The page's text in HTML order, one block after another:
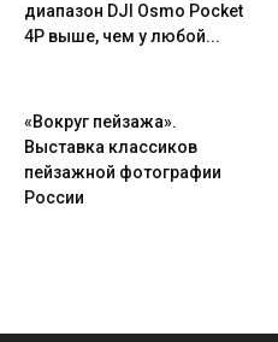
диапазон DJI Osmo Pocket
4P выше, чем у любой...
«Вокруг пейзажа».
Выставка классиков
пейзажной фотографии
России